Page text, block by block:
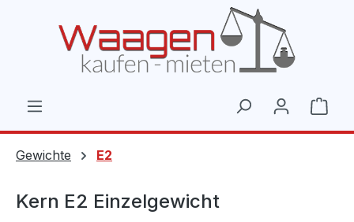
Gewichte E2
Kern E2 Einzelgewicht